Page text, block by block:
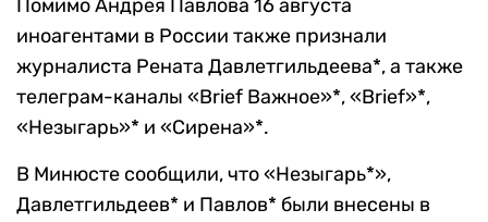
Помимо Андрея Павлова 16 августа
иноагентами в России также признали
журналиста Рената Давлетгильдеева*, а также
телеграм-каналы «Brief Важное»*, «Brief»*,
«Незыгарь»* и «Сирена»*.
В Минюсте сообщили, что «Незыгарь*»,
Давлетгильдеев* и Павлов* были внесены в